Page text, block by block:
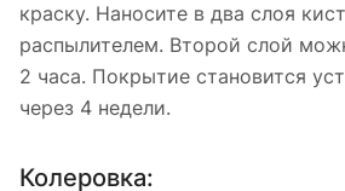
краску. Наносите в два слоя
распылителем. Второй слой
2 часа. Покрытие становится
через 4 недели.
Колеровка: